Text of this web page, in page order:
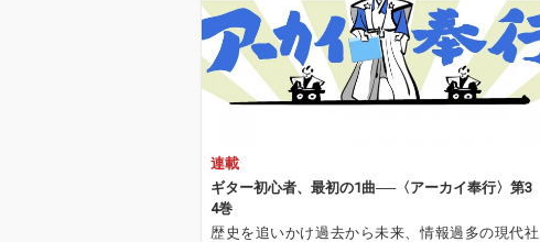
連載
ギター初心者、最初の1曲──〈アーカイ奉行〉第3
4巻
歴史を追いかけ過去から未来、情報過多の現代社